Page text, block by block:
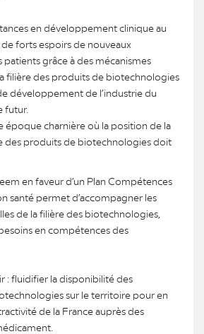
en développement clinique au
forts espoirs de nouveaux
grâce à des mécanismes
filière des produits de biotechnologies
développement de l’industrie du
futur.
époque charnière où la position de la
des produits de biotechnologies doit
en faveur d’un Plan Compétences
santé permet d’accompagner les
de la filière des biotechnologies,
en compétences des
: fluidifier la disponibilité des
sur le territoire pour en
de la France auprès des